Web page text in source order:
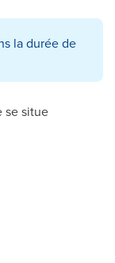
la durée de
se situe